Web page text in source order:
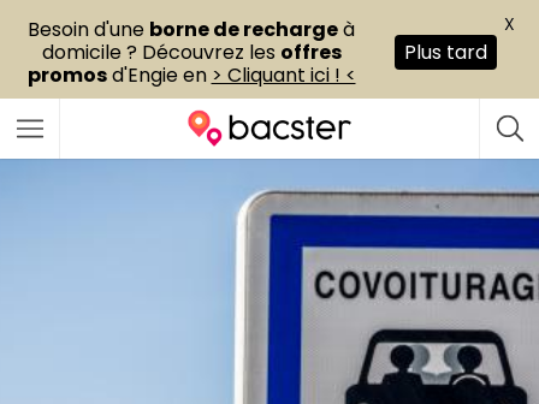
Besoin d'une borne de rechargeà
domicile ? Découvrez les offres
promosd'Engie en > Cliquant ici ! <
Plus tard
X